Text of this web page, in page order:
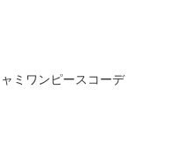
ミワンピースコーデ